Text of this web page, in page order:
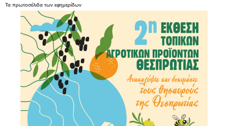
Τα πρωτοσέλιδα των εφημερίδων